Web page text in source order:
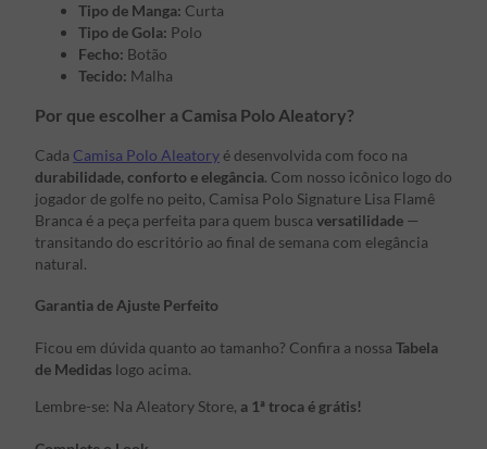
Tipo de Manga: Curta
Tipo de Gola: Polo
Fecho: Botão
Tecido: Malha
Por que escolher a Camisa Polo Aleatory?
Cada Camisa Polo Aleatory é desenvolvida com foco na
durabilidade, conforto e elegância. Com nosso icônico logo do
jogador de golfe no peito, Camisa Polo Signature Lisa Flamê
Branca é a peça perfeita para quem busca versatilidade —
transitando do escritório ao final de semana com elegância
natural.
Garantia de Ajuste Perfeito
Ficou em dúvida quanto ao tamanho? Confira a nossa Tabela
de Medidas logo acima.
Lembre-se: Na Aleatory Store, a 1ª troca é grátis!